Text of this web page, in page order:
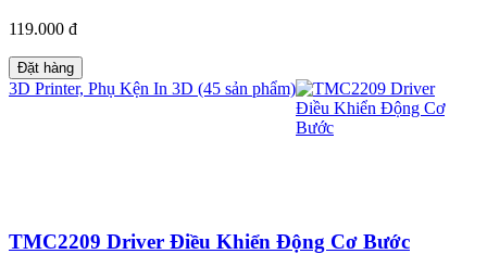
119.000 đ
Đặt hàng
3D Printer, Phụ Kện In 3D (45 sản phẩm)
TMC2209 Driver Điều Khiển Động Cơ Bước